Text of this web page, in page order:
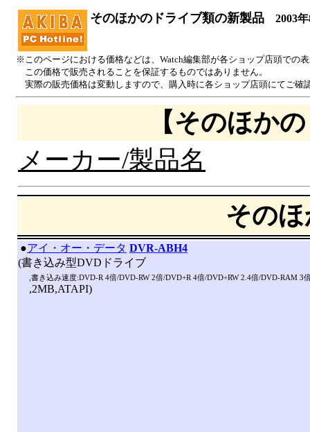
そのほかのドライブ類の新製品 2003年
※このページにおける価格などは、Watch編集部が各ショップ店頭での
この価格で販売されることを保証するものではありません。
実際の販売価格は変動しますので、購入時に各ショップ店頭にてご確
【そのほか
メーカー/製品名
その
●アイ・オー・データ DVR-ABH4
(書き込み型DVDドライブ
,書き込み速度:DVD-R 4倍/DVD-RW 2倍/DVD+R 4倍/DVD+RW 2.4倍/DVD-RAM 3
,2MB,ATAPI)